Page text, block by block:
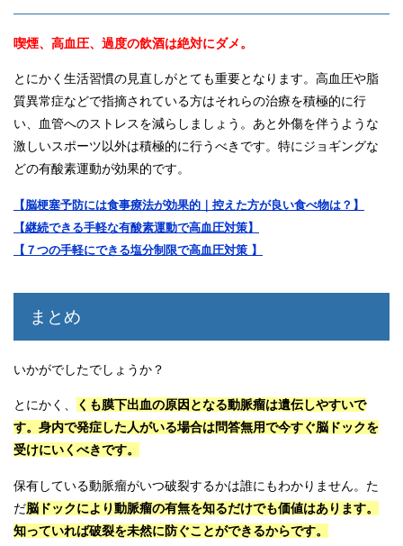
喫煙、高血圧、過度の飲酒は絶対にダメ。
とにかく生活習慣の見直しがとても重要となります。高血圧や脂
質異常症などで指摘されている方はそれらの治療を積極的に行
い、血管へのストレスを減らしましょう。あと外傷を伴うような
激しいスポーツ以外は積極的に行うべきです。特にジョギングな
どの有酸素運動が効果的です。
【脳梗塞予防には食事療法が効果的｜控えた方が良い食べ物は？】
【継続できる手軽な有酸素運動で高血圧対策】
【７つの手軽にできる塩分制限で高血圧対策 】
まとめ
いかがでしたでしょうか？
とにかく、
くも膜下出血の原因となる動脈瘤は遺伝しやすいで
す。身内で発症した人がいる場合は問答無用で今すぐ脳ドックを
受けにいくべきです。
保有している動脈瘤がいつ破裂するかは誰にもわかりません。た
だ脳ドックにより動脈瘤の有無を知るだけでも価値はあります。
知っていれば破裂を未然に防ぐことができるからです。